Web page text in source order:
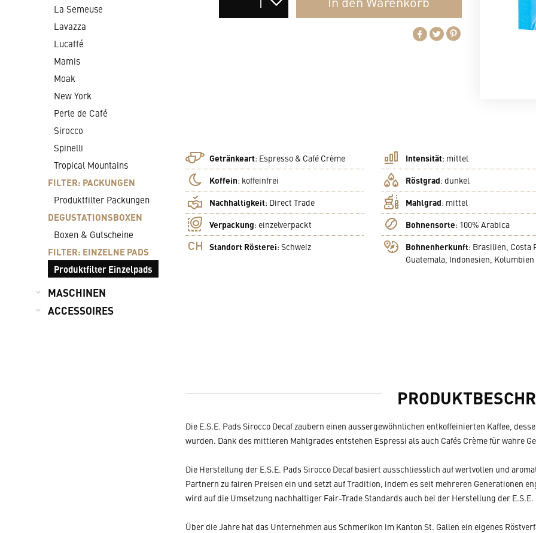
La Semeuse
Lavazza
Lucaffé
Mamis
Moak
New York
Perle de Café
Sirocco
Spinelli
Tropical Mountains
FILTER: PACKUNGEN
Produktfilter Packungen
DEGUSTATIONSBOXEN
Boxen & Gutscheine
FILTER: EINZELNE PADS
Produktfilter Einzelpads
MASCHINEN
ACCESSOIRES
Getränkeart: Espresso & Café Crème
Koffein: koffeinfrei
Nachhaltigkeit: Direct Trade
Verpackung: einzelverpackt
Standort Rösterei: Schweiz
Intensität: mittel
Röstgrad: dunkel
Mahlgrad: mittel
Bohnensorte: 100% Arabica
Bohnenherkunft: Brasilien, Costa
Guatemala, Indonesien, Kolumbien
Die E.S.E. Pads Sirocco Decaf zaubern einen aussergewöhnlichen entkoffeinierten Kaffee,
wurden. Dank des mittleren Mahlgrades entstehen Espressi als auch Cafés Crème für wahre
Die Herstellung der E.S.E. Pads Sirocco Decaf basiert ausschliesslich auf wertvollen und
Partnern zu fairen Preisen ein und setzt auf Tradition, indem es seit mehreren Generationen
wird auf die Umsetzung nachhaltiger Fair-Trade Standards auch bei der Herstellung der
Über die Jahre hat das Unternehmen aus Schmerikon im Kanton St. Gallen ein eigenes